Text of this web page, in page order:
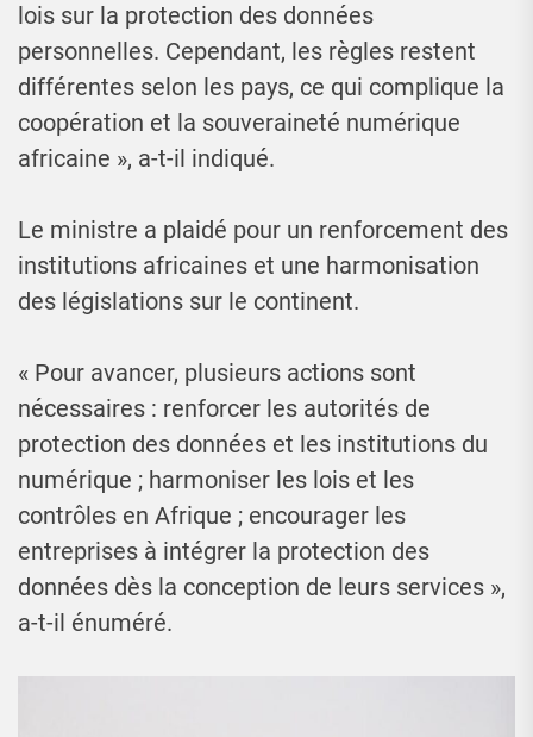
lois sur la protection des données
personnelles. Cependant, les règles restent
différentes selon les pays, ce qui complique la
coopération et la souveraineté numérique
africaine », a-t-il indiqué.
Le ministre a plaidé pour un renforcement des
institutions africaines et une harmonisation
des législations sur le continent.
« Pour avancer, plusieurs actions sont
nécessaires : renforcer les autorités de
protection des données et les institutions du
numérique ; harmoniser les lois et les
contrôles en Afrique ; encourager les
entreprises à intégrer la protection des
données dès la conception de leurs services »,
a-t-il énuméré.